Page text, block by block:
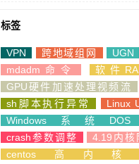
标签
VPN 跨地域组网 UGN
mdadm命令
软件
GPU硬件加速处理视频流
sh脚本执行异常
Linux
Windows系统
crash参数调整
4.19内核
centos高内核